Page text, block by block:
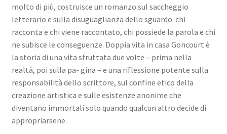
molto di più, costruisce un romanzo sul saccheggio
letterario e sulla disuguaglianza dello sguardo: chi
racconta e chi viene raccontato, chi possiede la parola e chi
ne subisce le conseguenze. Doppia vita in casa Goncourt è
la storia di una vita sfruttata due volte – prima nella
realtà, poi sulla pa- gina – e una riflessione potente sulla
responsabilità dello scrittore, sul confine etico della
creazione artistica e sulle esistenze anonime che
diventano immortali solo quando qualcun altro decide di
appropriarsene.